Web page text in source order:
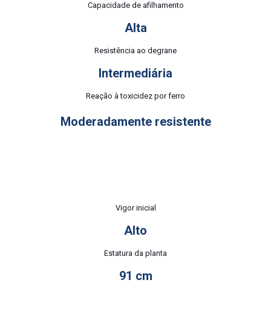
Capacidade de afilhamento
Alta
Resistência ao degrane
Intermediária
Reação à toxicidez por ferro
Moderadamente resistente
Vigor inicial
Alto
Estatura da planta
91 cm